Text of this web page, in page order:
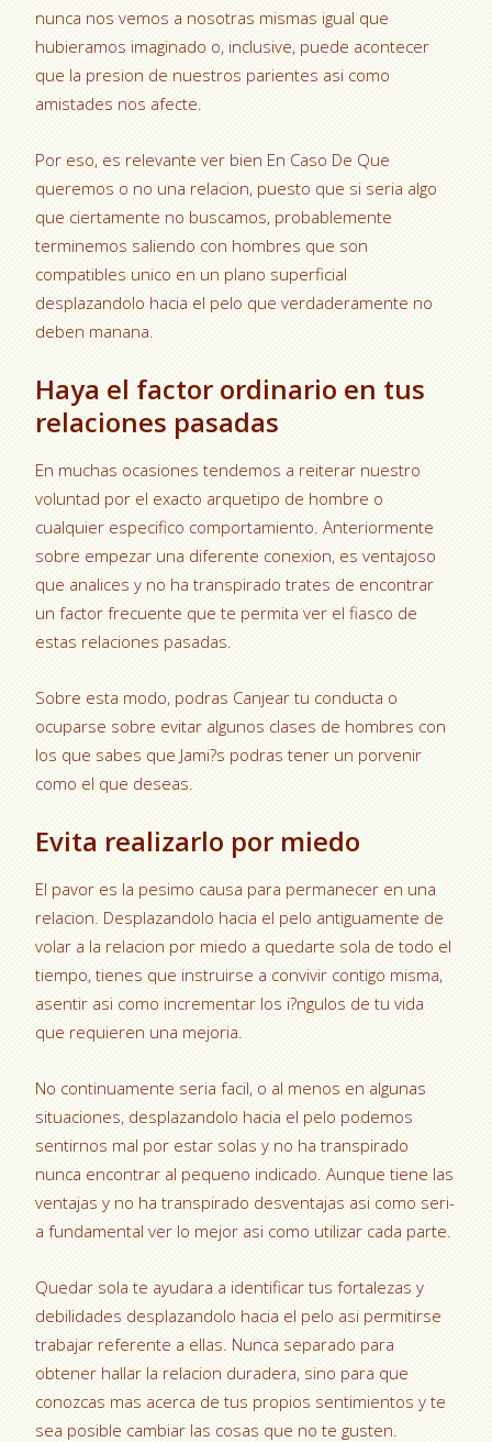
nunca nos vemos a nosotras mismas igual que
hubieramos imaginado o, inclusive, puede acontecer
que la presion de nuestros parientes asi­ como
amistades nos afecte.
Por eso, es relevante ver bien En Caso De Que
queremos o no una relacion, puesto que si seri­a algo
que ciertamente no buscamos, probablemente
terminemos saliendo con hombres que son
compatibles unico en un plano superficial
desplazandolo hacia el pelo que verdaderamente no
deben manana.
Haya el factor ordinario en tus
relaciones pasadas
En muchas ocasiones tendemos a reiterar nuestro
voluntad por el exacto arquetipo de hombre o
cualquier especifico comportamiento. Anteriormente
sobre empezar una diferente conexion, es ventajoso
que analices y no ha transpirado trates de encontrar
un factor frecuente que te permita ver el fiasco de
estas relaciones pasadas.
Sobre esta modo, podras Canjear tu conducta o
ocuparse sobre evitar algunos clases de hombres con
los que sabes que Jami?s podras tener un porvenir
como el que deseas.
Evita realizarlo por miedo
El pavor es la pesimo causa para permanecer en una
relacion. Desplazandolo hacia el pelo antiguamente de
volar a la relacion por miedo a quedarte sola de todo el
tiempo, tienes que instruirse a convivir contigo misma,
asentir asi­ como incrementar los i?ngulos de tu vida
que requieren una mejoria.
No continuamente seri­a facil, o al menos en algunas
situaciones, desplazandolo hacia el pelo podemos
sentirnos mal por estar solas y no ha transpirado
nunca encontrar al pequeno indicado. Aunque tiene las
ventajas y no ha transpirado desventajas asi­ como seri­
a fundamental ver lo mejor asi­ como utilizar cada parte.
Quedar sola te ayudara a identificar tus fortalezas y
debilidades desplazandolo hacia el pelo asi permitirse
trabajar referente a ellas. Nunca separado para
obtener hallar la relacion duradera, sino para que
conozcas mas acerca de tus propios sentimientos y te
sea posible cambiar las cosas que no te gusten.